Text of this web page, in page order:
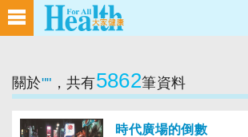
關於"" ，共有5862筆資料
時代廣場的倒數